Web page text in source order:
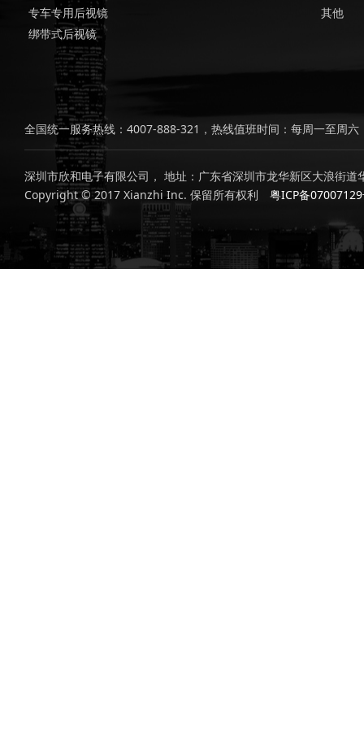
专车专用后视镜
绑带式后视镜
其他
全国统一服务热线：4007-888-321，热线值班时间：每周一至周
深圳市欣和电子有限公司， 地址：广东省深圳市龙华新区大浪街
Copyright © 2017 Xianzhi Inc. 保留所有权利
粤ICP备